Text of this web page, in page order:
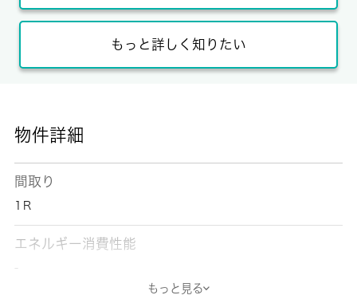
もっと詳しく知りたい
物件詳細
間取り
1Ｒ
エネルギー消費性能
-
もっと見る